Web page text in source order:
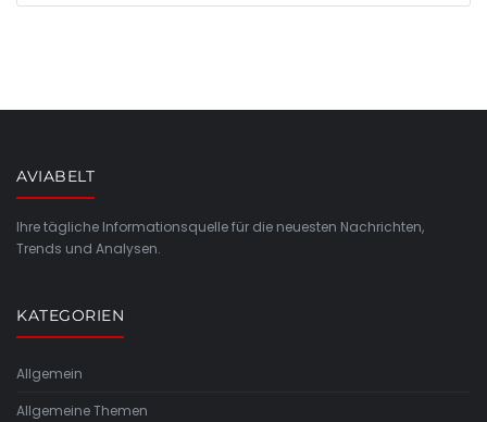
AVIABELT
Ihre tägliche Informationsquelle für die neuesten Nachrichten,
Trends und Analysen.
KATEGORIEN
Allgemein
Allgemeine Themen